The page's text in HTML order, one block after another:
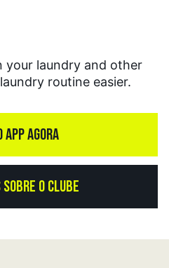
your laundry and other
routine easier.
APP AGORA
O CLUBE